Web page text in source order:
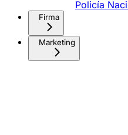
Policía
Firma
Marketing